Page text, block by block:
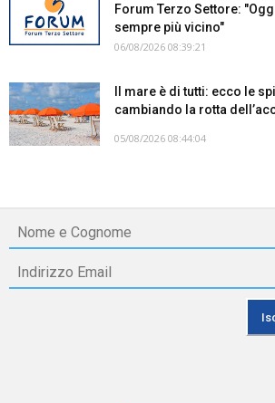
Forum Terzo Settore:
sempre più vicino"
06/08/2026 08:39:21
Il mare è di tutti: ecco le
cambiando la rotta
05/08/2026 08:44:04